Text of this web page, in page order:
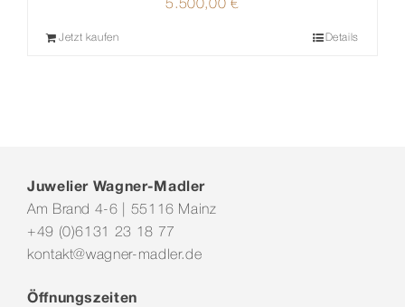
5.500,00€
Jetzt kaufen Details
Juwelier Wagner-Madler
Am Brand 4-6 | 55116 Mainz
+49 (0)6131 23 18 77
kontakt@wagner-madler.de
Öffnungszeiten